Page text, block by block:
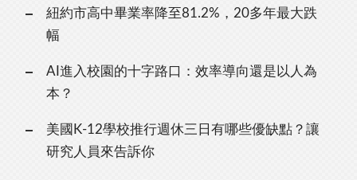
紐約市高中畢業率降至81.2%，20多年最大跌
幅
AI進入校園的十字路口：效率導向還是以人為
本？
美國K-12學校推行週休三日有哪些優缺點？讓
研究人員來告訴你